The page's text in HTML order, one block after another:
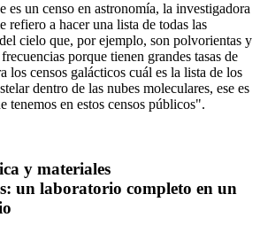
es un censo en astronomía, la investigadora
refiero a hacer una lista de todas las
cielo que, por ejemplo, son polvorientas y
porque tienen grandes tasas de
los censos galácticos cuál es la lista de los
dentro de las nubes moleculares, ese es
tenemos en estos censos públicos".
y materiales
un laboratorio completo en un